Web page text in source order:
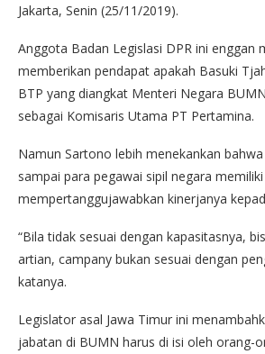
Jakarta, Senin (25/11/2019).
Anggota Badan Legislasi DPR ini enggan
memberikan pendapat apakah Basuki
BTP yang diangkat Menteri Negara
sebagai Komisaris Utama PT Pertamina.
Namun Sartono lebih menekankan
sampai para pegawai sipil negara
mempertanggujawabkan kinerjanya
“Bila tidak sesuai dengan kapasitasnya,
artian, campany bukan sesuai dengan
katanya.
Legislator asal Jawa Timur ini
jabatan di BUMN harus di isi oleh orang-